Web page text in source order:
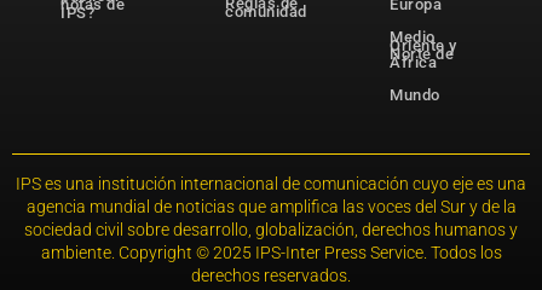
notas de
IPS? comunidad
Europa
Medio
Oriente y
Norte de
África
Mundo
IPS es una institución internacional de comunicación cuyo eje es una
agencia mundial de noticias que amplifica las voces del Sur y de la
sociedad civil sobre desarrollo, globalización, derechos humanos y
ambiente. Copyright © 2025 IPS-Inter Press Service. Todos los
derechos reservados.